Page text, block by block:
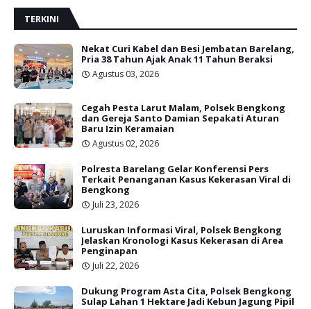
TERKINI
Nekat Curi Kabel dan Besi Jembatan Barelang,
Pria 38 Tahun Ajak Anak 11 Tahun Beraksi
Agustus 03, 2026
Cegah Pesta Larut Malam, Polsek Bengkong
dan Gereja Santo Damian Sepakati Aturan
Baru Izin Keramaian
Agustus 02, 2026
Polresta Barelang Gelar Konferensi Pers
Terkait Penanganan Kasus Kekerasan Viral di
Bengkong
Juli 23, 2026
Luruskan Informasi Viral, Polsek Bengkong
Jelaskan Kronologi Kasus Kekerasan di Area
Penginapan
Juli 22, 2026
Dukung Program Asta Cita, Polsek Bengkong
Sulap Lahan 1 Hektare Jadi Kebun Jagung Pipil